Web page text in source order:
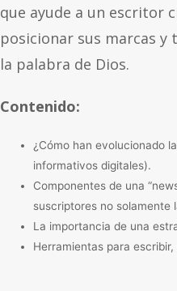
que ayude a un escritor
posicionar sus marcas
la palabra de Dios.
Contenido:
¿Cómo han evolucionado
informativos digitales).
Componentes de una
suscriptores no solamente
La importancia de una
Herramientas para